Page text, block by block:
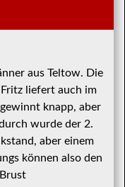
aus Teltow. Die
liefert auch im
knapp, aber
wurde der 2.
aber einem
können also den